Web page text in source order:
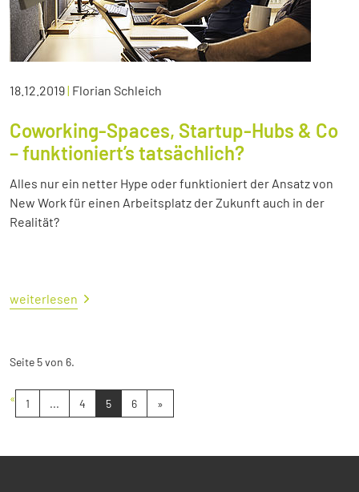
18.12.2019| Florian Schleich
Coworking-Spaces, Startup-Hubs & Co
– funktioniert’s tatsächlich?
Alles nur ein netter Hype oder funktioniert der Ansatz von
New Work für einen Arbeitsplatz der Zukunft auch in der
Realität?
weiterlesen
Seite 5 von 6.
« 1 ... 4 5 6 »